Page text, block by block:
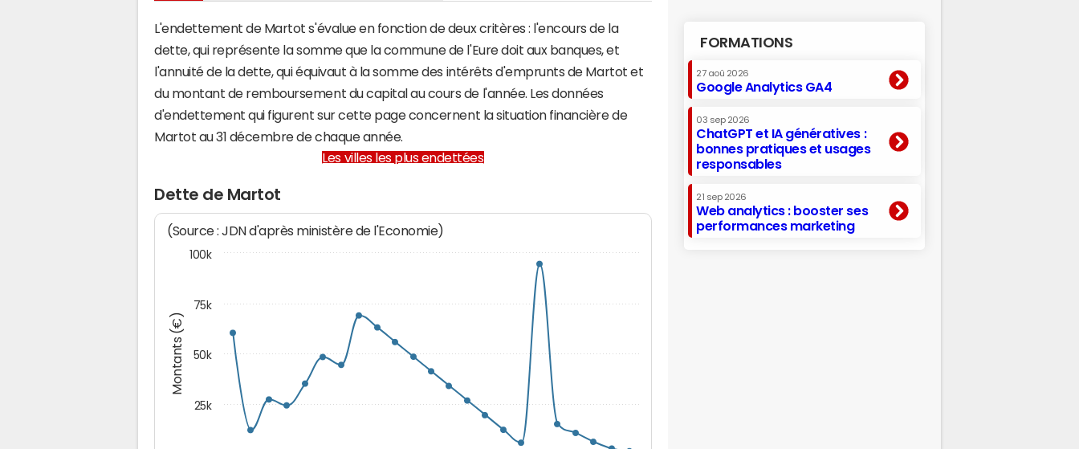
L'endettement de Martot s'évalue en fonction de deux critères : l'encours de la
dette, qui représente la somme que la commune de l'Eure doit aux banques, et
l'annuité de la dette, qui équivaut à la somme des intérêts d'emprunts de Martot et
du montant de remboursement du capital au cours de l'année. Les données
d'endettement qui figurent sur cette page concernent la situation financière de
Martot au 31 décembre de chaque année.
Les villes les plus endettées
Dette de Martot
Montants (€)
(Source : JDN d'après ministère de l'Economie)
25k
50k
75k
100k
FORMATIONS
27 aoû 2026
Google Analytics GA4
03 sep 2026
ChatGPT et IA génératives :
bonnes pratiques et usages
responsables
21 sep 2026
Web analytics : booster ses
performances marketing